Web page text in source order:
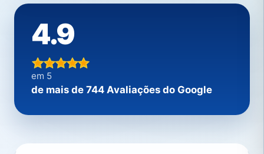
4.9
em 5
de mais de 744 Avaliações do Google